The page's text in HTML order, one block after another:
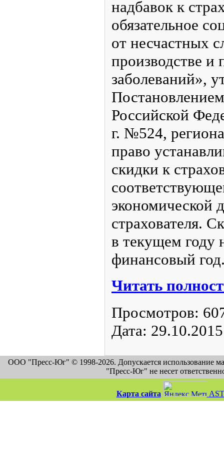
надбавок к
обязательное
от несчастных
производстве и
заболеваний»,
Российской
г. №524,
право
скидки к
экономической
страхователя.
в текущем году
финансовый
Читать
Просмотров:
Дата: 29.10.2015
ООО "Пресс-Юг" © 1998-2026. Допускается использование
"Пресс-Юг" не несет
Карта сайта